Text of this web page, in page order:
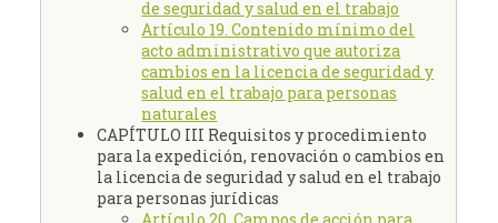
de seguridad y salud en el trabajo
Artículo 19. Contenido mínimo del
acto administrativo que autoriza
cambios en la licencia de seguridad y
salud en el trabajo para personas
naturales
CAPÍTULO III Requisitos y procedimiento
para la expedición, renovación o cambios en
la licencia de seguridad y salud en el trabajo
para personas jurídicas
Artículo 20. Campos de acción para